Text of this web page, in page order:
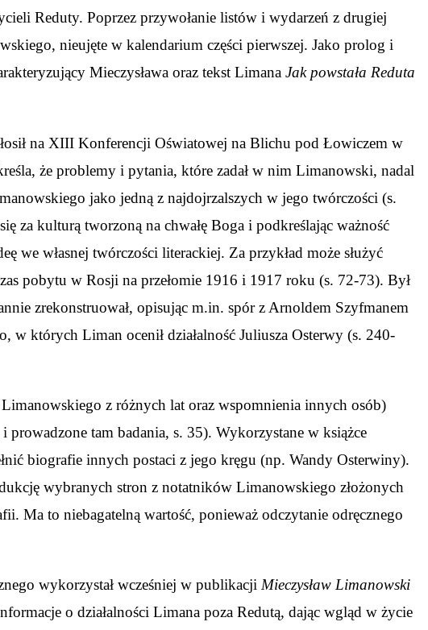
Reduty. Poprzez przywołanie listów i wydarzeń z drugiej
nieujęte w kalendarium części pierwszej. Jako prolog i
Mieczysława oraz tekst Limana Jak powstała Reduta
na XIII Konferencji Oświatowej na Blichu pod Łowiczem w
że problemy i pytania, które zadał w nim Limanowski, nadal
jako jedną z najdojrzalszych w jego twórczości (s.
za kulturą tworzoną na chwałę Boga i podkreślając ważność
we własnej twórczości literackiej. Za przykład może służyć
pobytu w Rosji na przełomie 1916 i 1917 roku (s. 72-73). Był
zrekonstruował, opisując m.in. spór z Arnoldem Szyfmanem
w których Liman ocenił działalność Juliusza Osterwy (s. 240-
z różnych lat oraz wspomnienia innych osób)
tam badania, s. 35). Wykorzystane w książce
biografie innych postaci z jego kręgu (np. Wandy Osterwiny).
wybranych stron z notatników Limanowskiego złożonych
Ma to niebagatelną wartość, ponieważ odczytanie odręcznego
wykorzystał wcześniej w publikacji Mieczysław Limanowski
o działalności Limana poza Redutą, dając wgląd w życie